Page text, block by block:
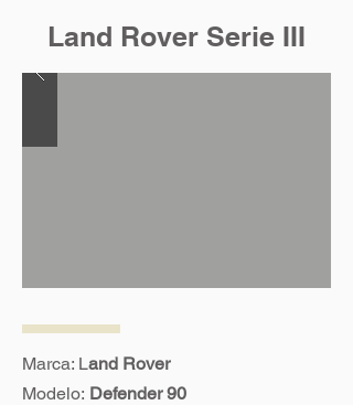
Land Rover Serie III
Marca: Land Rover
Modelo: Defender 90